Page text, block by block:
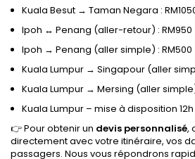
Kuala Besut → Taman Negara :
Ipoh ↔ Penang (aller-retour) : RM950
Ipoh → Penang (aller simple) : RM500
Kuala Lumpur → Singapour (aller
Kuala Lumpur → Mersing (aller
Kuala Lumpur – mise à disposition 12h
👉 Pour obtenir un devis personnalisé,
directement avec votre itinéraire, vos
passagers. Nous vous répondrons